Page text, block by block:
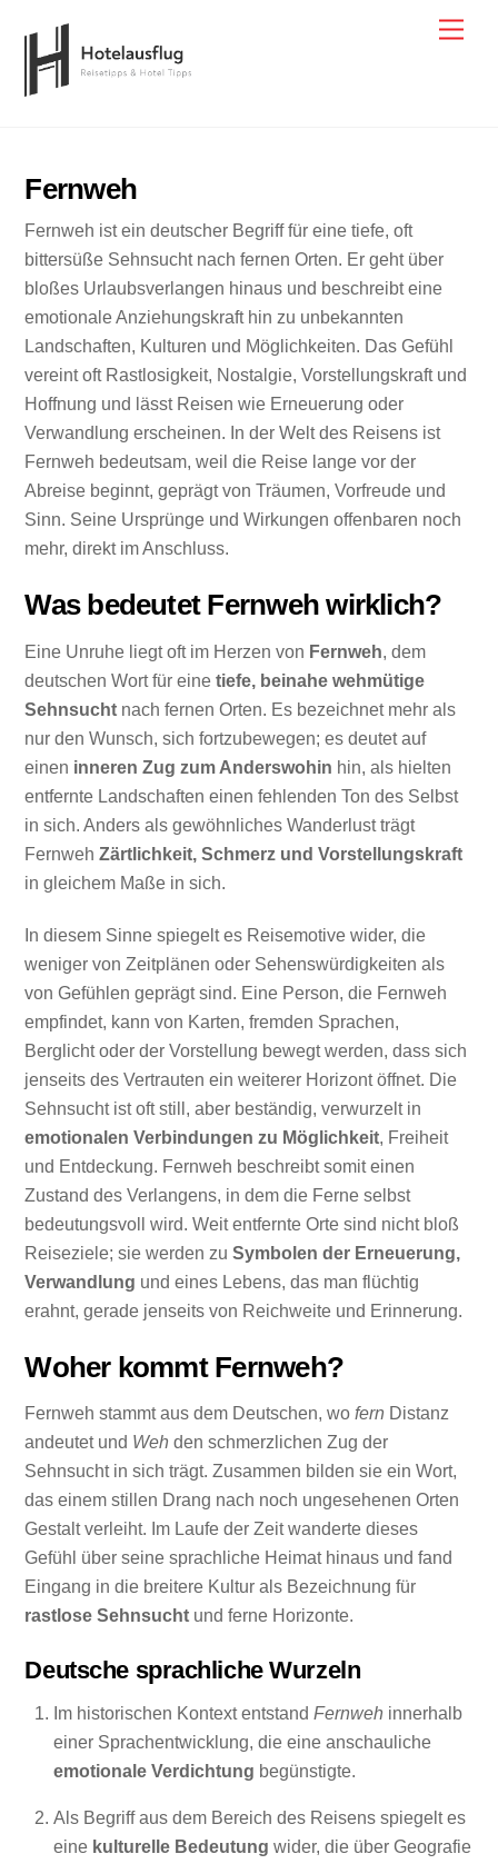
content
Fernweh
Fernweh ist ein deutscher Begriff für eine tiefe, oft
bittersüße Sehnsucht nach fernen Orten. Er geht über
bloßes Urlaubsverlangen hinaus und beschreibt eine
emotionale Anziehungskraft hin zu unbekannten
Landschaften, Kulturen und Möglichkeiten. Das Gefühl
vereint oft Rastlosigkeit, Nostalgie, Vorstellungskraft und
Hoffnung und lässt Reisen wie Erneuerung oder
Verwandlung erscheinen. In der Welt des Reisens ist
Fernweh bedeutsam, weil die Reise lange vor der
Abreise beginnt, geprägt von Träumen, Vorfreude und
Sinn. Seine Ursprünge und Wirkungen offenbaren noch
mehr, direkt im Anschluss.
Was bedeutet Fernweh wirklich?
Eine Unruhe liegt oft im Herzen von Fernweh, dem
deutschen Wort für einetiefe, beinahe wehmütige
Sehnsucht nach fernen Orten. Es bezeichnet mehr als
nur den Wunsch, sich fortzubewegen; es deutet auf
einen inneren Zug zum Anderswohin hin, als hielten
entfernte Landschaften einen fehlenden Ton des Selbst
in sich. Anders als gewöhnliches Wanderlust trägt
FernwehZärtlichkeit, Schmerz und Vorstellungskraft
in gleichem Maße in sich.
In diesem Sinne spiegelt es Reisemotive wider, die
weniger von Zeitplänen oder Sehenswürdigkeiten als
von Gefühlen geprägt sind. Eine Person, die Fernweh
empfindet, kann von Karten, fremden Sprachen,
Berglicht oder der Vorstellung bewegt werden, dass sich
jenseits des Vertrauten ein weiterer Horizont öffnet. Die
Sehnsucht ist oft still, aber beständig, verwurzelt in
emotionalen Verbindungen zu Möglichkeit, Freiheit
und Entdeckung. Fernweh beschreibt somit einen
Zustand des Verlangens, in dem die Ferne selbst
bedeutungsvoll wird. Weit entfernte Orte sind nicht bloß
Reiseziele; sie werden zuSymbolen der Erneuerung,
Verwandlung und eines Lebens, das man flüchtig
erahnt, gerade jenseits von Reichweite und Erinnerung.
Woher kommt Fernweh?
Fernweh stammt aus dem Deutschen, wofern Distanz
andeutet und Weh den schmerzlichen Zug der
Sehnsucht in sich trägt. Zusammen bilden sie ein Wort,
das einem stillen Drang nach noch ungesehenen Orten
Gestalt verleiht. Im Laufe der Zeit wanderte dieses
Gefühl über seine sprachliche Heimat hinaus und fand
Eingang in die breitere Kultur als Bezeichnung für
rastlose Sehnsucht und ferne Horizonte.
Deutsche sprachliche Wurzeln
Im historischen Kontext entstand Fernweh innerhalb
einer Sprachentwicklung, die eine anschauliche
emotionale Verdichtung begünstigte.
Als Begriff aus dem Bereich des Reisens spiegelt es
eine kulturelle Bedeutung wider, die über Geografie